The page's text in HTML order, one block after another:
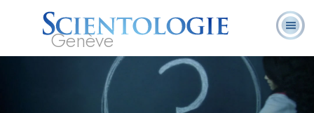
Genève
Qu’est-ce que la
Scientologie ?
Ministres
volontaires
Foire aux
questions